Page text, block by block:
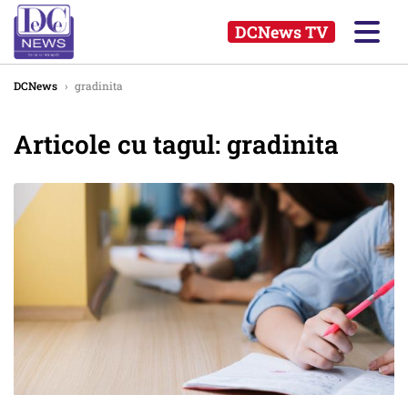
DCNews TV
DCNews › gradinita
Articole cu tagul: gradinita